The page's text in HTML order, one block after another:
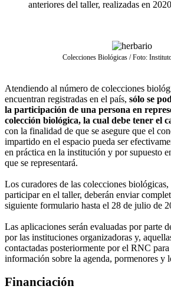
anteriores del taller, realizadas en
Colecciones Biológicas / Foto:
Atendiendo al número de colecciones
encuentran registradas en el país, sólo se
la participación de una persona en
colección biológica, la cual debe tener el
con la finalidad de que se asegure que el
impartido en el espacio pueda ser
en práctica en la institución y por supuesto
que se representará.
Los curadores de las colecciones biológicas,
participar en el taller, deberán enviar
siguiente formulario hasta el 28 de julio de
Las aplicaciones serán evaluadas por parte
por las instituciones organizadoras y,
contactadas posteriormente por el RNC para
información sobre la agenda, pormenores y
Financiación